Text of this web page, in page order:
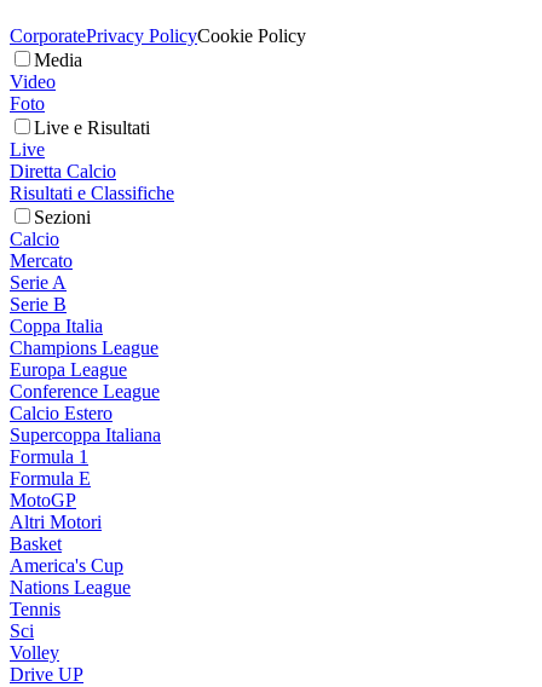
CorporatePrivacy PolicyCookie Policy
Media
Video
Foto
Live e Risultati
Live
Diretta Calcio
Risultati e Classifiche
Sezioni
Calcio
Mercato
Serie A
Serie B
Coppa Italia
Champions League
Europa League
Conference League
Calcio Estero
Supercoppa Italiana
Formula 1
Formula E
MotoGP
Altri Motori
Basket
America's Cup
Nations League
Tennis
Sci
Volley
Drive UP